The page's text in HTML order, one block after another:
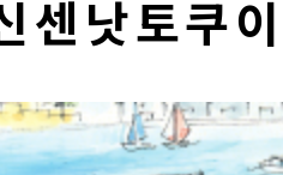
센낫토쿠